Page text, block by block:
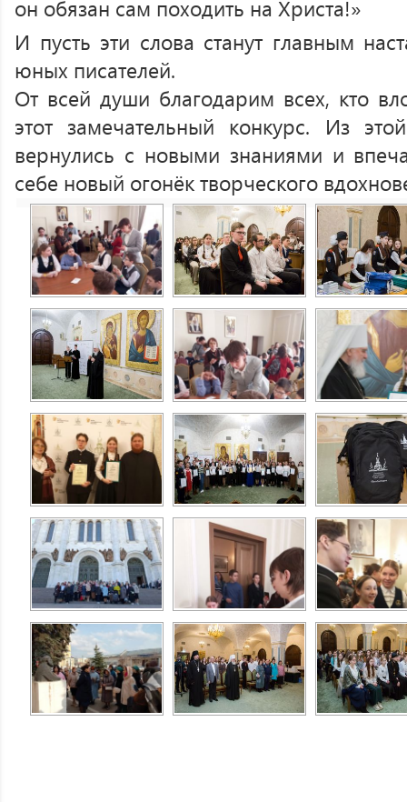
он обязан сам походить на Христа!»
И пусть эти слова станут главным
юных писателей.
От всей души благодарим всех, кто
этот замечательный конкурс. Из
вернулись с новыми знаниями и
себе новый огонёк творческого